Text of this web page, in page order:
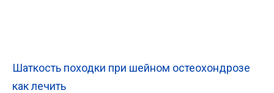
Шаткость походки при шейном остеохондрозе
как лечить